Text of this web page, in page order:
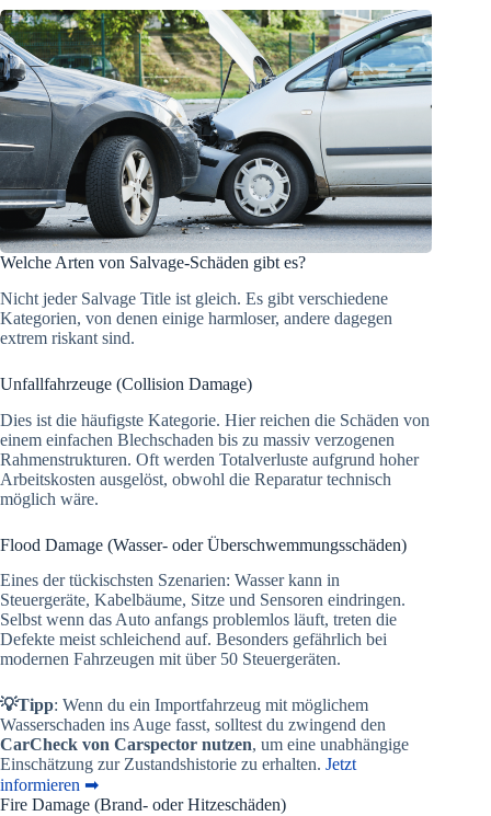
Welche Arten von Salvage-Schäden gibt es?
Nicht jeder Salvage Title ist gleich. Es gibt verschiedene
Kategorien, von denen einige harmloser, andere dagegen
extrem riskant sind.
Unfallfahrzeuge (Collision Damage)
Dies ist die häufigste Kategorie. Hier reichen die Schäden von
einem einfachen Blechschaden bis zu massiv verzogenen
Rahmenstrukturen. Oft werden Totalverluste aufgrund hoher
Arbeitskosten ausgelöst, obwohl die Reparatur technisch
möglich wäre.
Flood Damage (Wasser- oder Überschwemmungsschäden)
Eines der tückischsten Szenarien: Wasser kann in
Steuergeräte, Kabelbäume, Sitze und Sensoren eindringen.
Selbst wenn das Auto anfangs problemlos läuft, treten die
Defekte meist schleichend auf. Besonders gefährlich bei
modernen Fahrzeugen mit über 50 Steuergeräten.
💡Tipp: Wenn du ein Importfahrzeug mit möglichem
Wasserschaden ins Auge fasst, solltest du zwingend den
CarCheck von Carspector nutzen, um eine unabhängige
Einschätzung zur Zustandshistorie zu erhalten. Jetzt
informieren ➡
Fire Damage (Brand- oder Hitzeschäden)